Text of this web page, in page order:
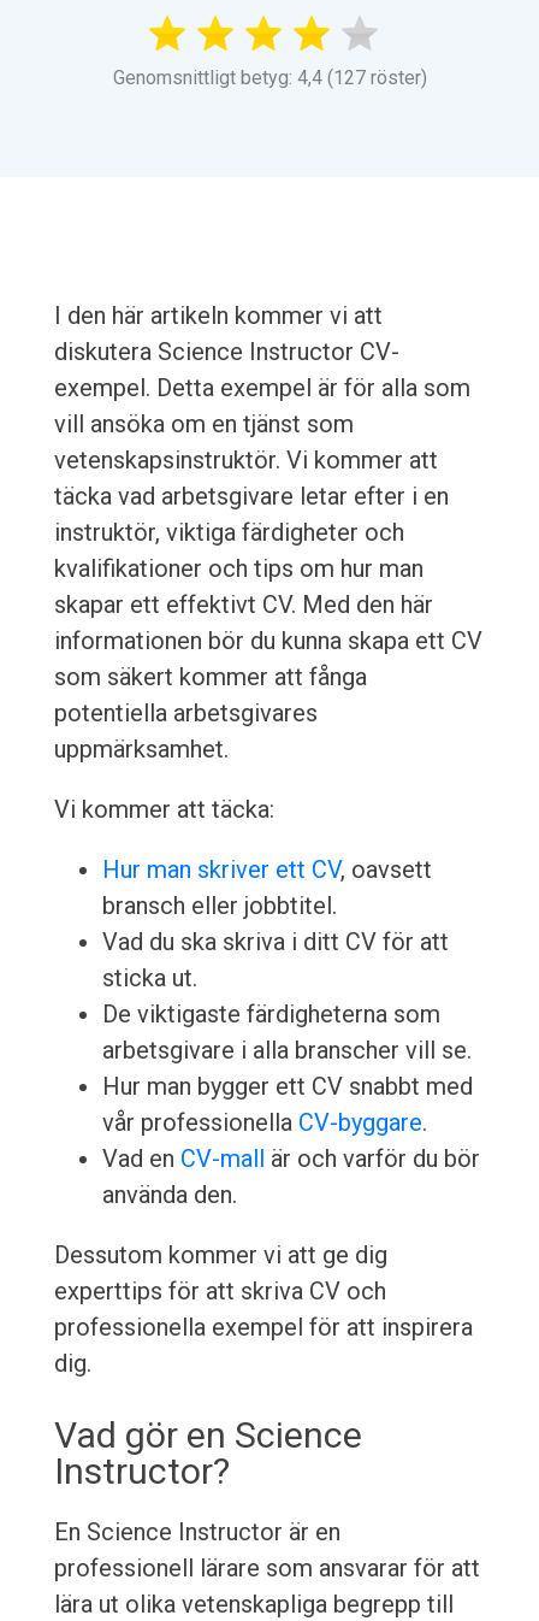
Genomsnittligt betyg: 4,4 (127 röster)
I den här artikeln kommer vi att
diskutera Science Instructor CV-
exempel. Detta exempel är för alla som
vill ansöka om en tjänst som
vetenskapsinstruktör. Vi kommer att
täcka vad arbetsgivare letar efter i en
instruktör, viktiga färdigheter och
kvalifikationer och tips om hur man
skapar ett effektivt CV. Med den här
informationen bör du kunna skapa ett CV
som säkert kommer att fånga
potentiella arbetsgivares
uppmärksamhet.
Vi kommer att täcka:
Hur man skriver ett CV, oavsett
bransch eller jobbtitel.
Vad du ska skriva i ditt CV för att
sticka ut.
De viktigaste färdigheterna som
arbetsgivare i alla branscher vill se.
Hur man bygger ett CV snabbt med
vår professionella CV-byggare.
Vad en CV-mall är och varför du bör
använda den.
Dessutom kommer vi att ge dig
experttips för att skriva CV och
professionella exempel för att inspirera
dig.
Vad gör en Science
Instructor?
En Science Instructor är en
professionell lärare som ansvarar för att
lära ut olika vetenskapliga begrepp till